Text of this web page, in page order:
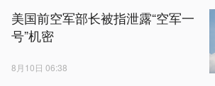
美国前空军部长被指泄露“空军一
号”机密
8月10日 06:38